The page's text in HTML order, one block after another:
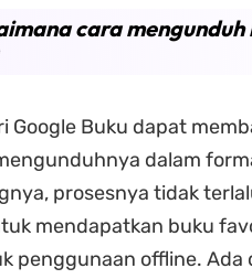
cara
Google Buku dapat
dalam
prosesnya tidak
mendapatkan buku
penggunaan offline.